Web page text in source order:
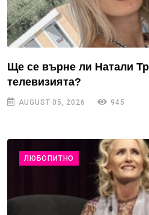
Ще се върне ли Натали
телевизията?
AUGUST 05, 2026 945
ЛЮБОПИТНО